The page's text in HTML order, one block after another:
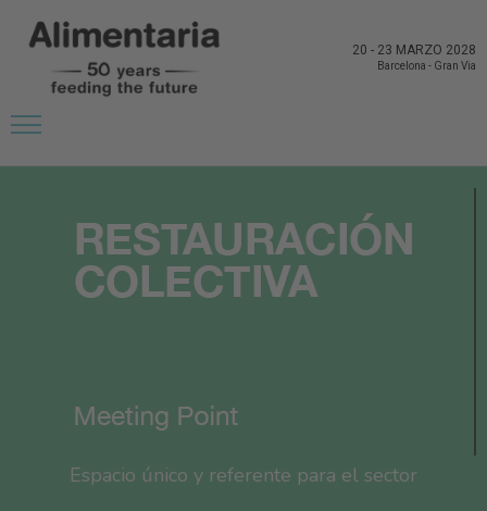
20 - 23 MARZO 2028
Barcelona - Gran Via
Espacio único y referente para el sector